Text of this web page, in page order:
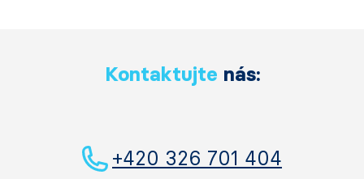
Kontaktujte nás:
+420 326 701 404